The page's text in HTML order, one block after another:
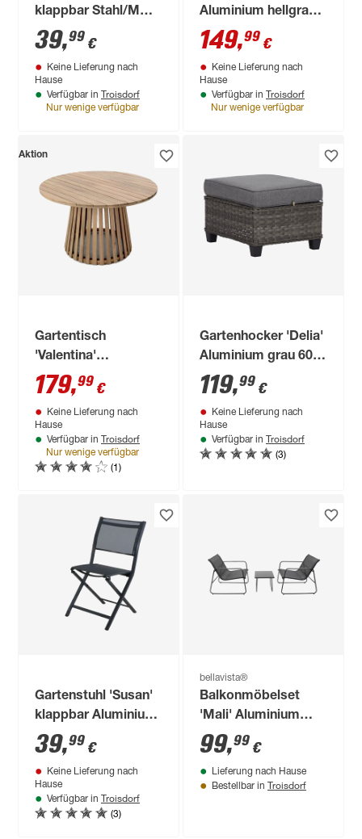
klappbar Stahl/MDF
60 x 65 x 80 cm
39,99 €
Keine Lieferung nach
Hause
Verfügbar in Troisdorf
Nur wenige verfügbar
Aluminium hellgrau
68 x 65 x 70 cm
149,99 €
Keine Lieferung nach
Hause
Verfügbar in Troisdorf
Nur wenige verfügbar
Aktion
Gartentisch
'Valentina'
Akazienholz Ø 120 x
74 cm
179,99 €
Keine Lieferung nach
Hause
Verfügbar in Troisdorf
Nur wenige verfügbar
(1)
Gartenhocker 'Delia'
Aluminium grau 60 x
30 x 50 cm
119,99 €
Keine Lieferung nach
Hause
Verfügbar in Troisdorf
(3)
Gartenstuhl 'Susan'
klappbar Aluminium
grau 47 x 83 x 51 cm
39,99 €
Keine Lieferung nach
Hause
Verfügbar in Troisdorf
(3)
bellavista®
Balkonmöbelset
'Mali' Aluminium
schwarz 3-teilig
99,99 €
Lieferung nach Hause
Bestellbar in Troisdorf